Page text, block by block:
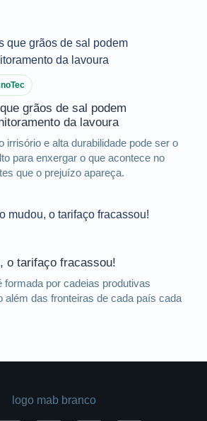
grãos de sal podem
da lavoura
irrisório e alta durabilidade pode ser o
para enxergar o que acontece no
que o prejuízo apareça.
o tarifaço fracassou!
formada por cadeias produtivas
além das fronteiras de cada país cada